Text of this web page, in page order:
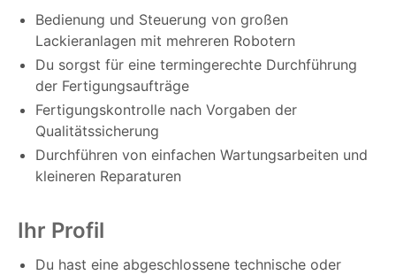
Bedienung und Steuerung von großen
Lackieranlagen mit mehreren Robotern
Du sorgst für eine termingerechte Durchführung
der Fertigungsaufträge
Fertigungskontrolle nach Vorgaben der
Qualitätssicherung
Durchführen von einfachen Wartungsarbeiten und
kleineren Reparaturen
Ihr Profil
Du hast eine abgeschlossene technische oder